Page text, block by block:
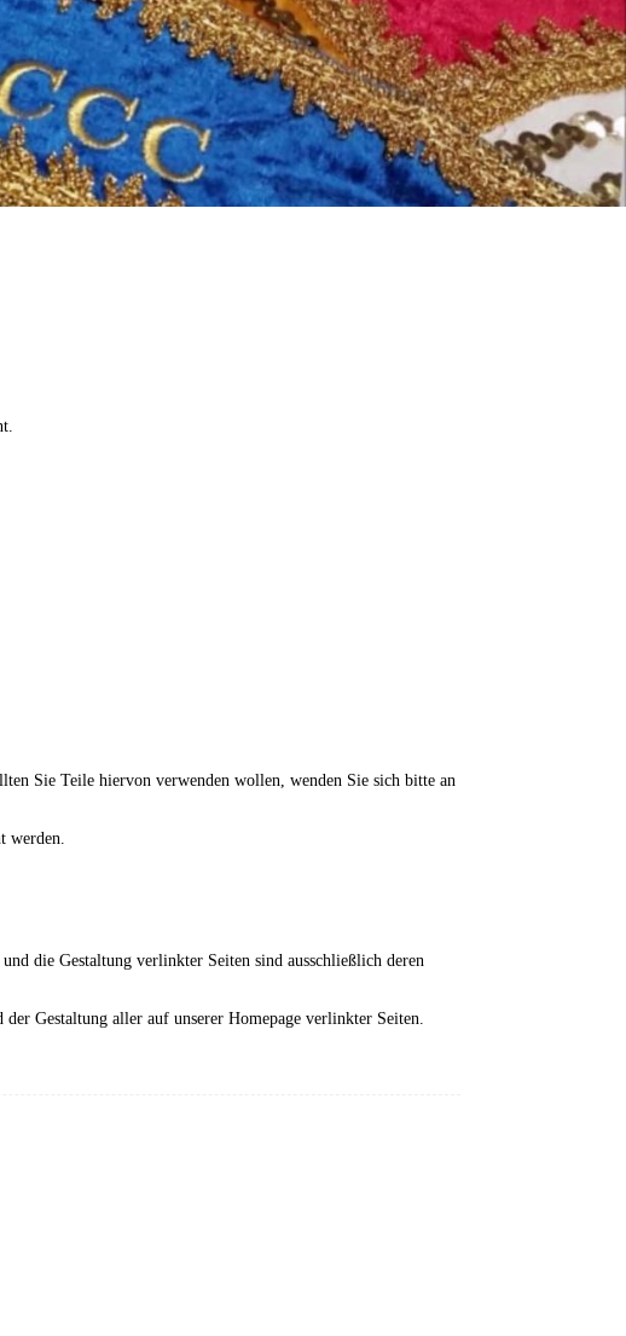
Sie Teile hiervon verwenden wollen, wenden Sie sich bitte an
werden.
die Gestaltung verlinkter Seiten sind ausschließlich deren
Gestaltung aller auf unserer Homepage verlinkter Seiten.